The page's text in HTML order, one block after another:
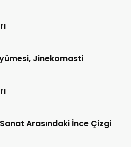
Jinekomasti
Arasındaki İnce Çizgi